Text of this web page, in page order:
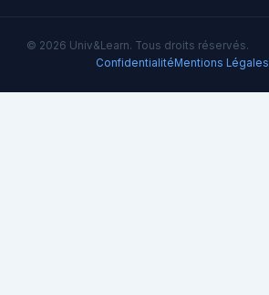
© 2026 Univ&Learn. Tous droits réservés.
Confidentialité Mentions Légales